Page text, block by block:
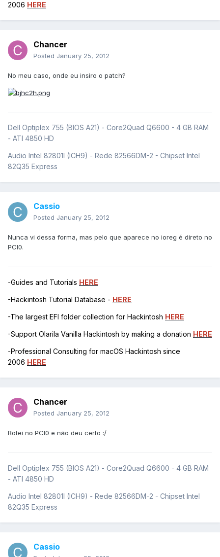
2006 HERE
Chancer
Posted January 25, 2012
No meu caso, onde eu insiro o patch?
Dell Optiplex 755 (BIOS A21) - Core2Quad Q6600 - 4 GB RAM
- ATI 4850 HD
Audio Intel 82801I (ICH9) - Rede 82566DM-2 - Chipset Intel
82Q35 Express
Cassio
Posted January 25, 2012
Nunca vi dessa forma, mas pelo que aparece no ioreg é direto no
PCI0.
-Guides and Tutorials HERE
-Hackintosh Tutorial Database - HERE
-The largest EFI folder collection for Hackintosh HERE
-Support Olarila Vanilla Hackintosh by making a donation HERE
-Professional Consulting for macOS Hackintosh since
2006 HERE
Chancer
Posted January 25, 2012
Botei no PCI0 e não deu certo :/
Dell Optiplex 755 (BIOS A21) - Core2Quad Q6600 - 4 GB RAM
- ATI 4850 HD
Audio Intel 82801I (ICH9) - Rede 82566DM-2 - Chipset Intel
82Q35 Express
Cassio